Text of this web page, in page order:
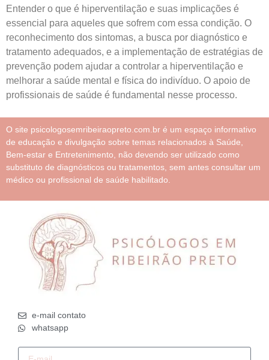
Entender o que é hiperventilação e suas implicações é
essencial para aqueles que sofrem com essa condição. O
reconhecimento dos sintomas, a busca por diagnóstico e
tratamento adequados, e a implementação de estratégias de
prevenção podem ajudar a controlar a hiperventilação e
melhorar a saúde mental e física do indivíduo. O apoio de
profissionais de saúde é fundamental nesse processo.
O site psicologosemribeiraopreto.com.br é um espaço informativo
de educação e divulgação sobre temas relacionados à Saúde,
Bem-estar e Entretenimento, não devendo ser utilizado como
substituto de diagnósticos ou tratamentos, sem antes consultar um
médico ou profissional de saúde habilitado.
e-mail contato
whatsapp